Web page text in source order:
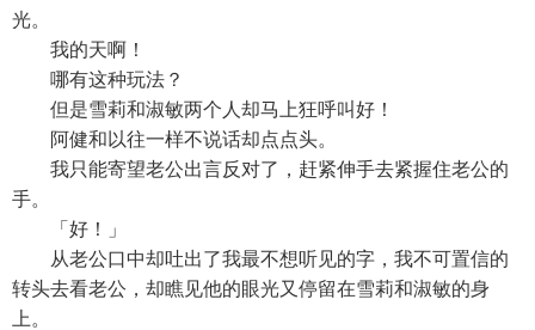
光。
我的天啊！
哪有这种玩法？
但是雪莉和淑敏两个人却马上狂呼叫好！
阿健和以往一样不说话却点点头。
我只能寄望老公出言反对了，赶紧伸手去紧握住老公的
手。
「好！」
从老公口中却吐出了我最不想听见的字，我不可置信的
转头去看老公，却瞧见他的眼光又停留在雪莉和淑敏的身
上。